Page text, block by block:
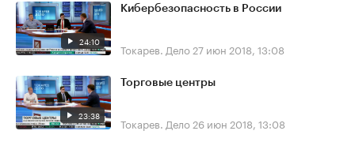
24:10
Кибербезопасность в России
Токарев. Дело 27 июн 2018, 13:08
23:38
Торговые центры
Токарев. Дело 26 июн 2018, 13:08